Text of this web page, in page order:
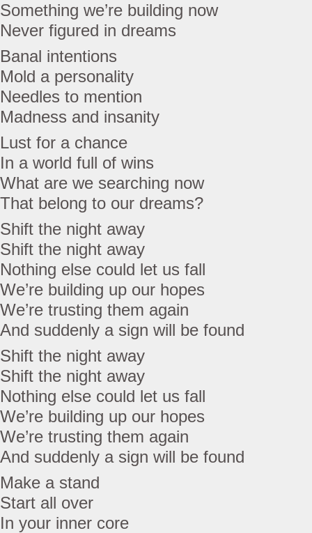
Something we’re building now
Never figured in dreams
Banal intentions
Mold a personality
Needles to mention
Madness and insanity
Lust for a chance
In a world full of wins
What are we searching now
That belong to our dreams?
Shift the night away
Shift the night away
Nothing else could let us fall
We’re building up our hopes
We’re trusting them again
And suddenly a sign will be found
Shift the night away
Shift the night away
Nothing else could let us fall
We’re building up our hopes
We’re trusting them again
And suddenly a sign will be found
Make a stand
Start all over
In your inner core